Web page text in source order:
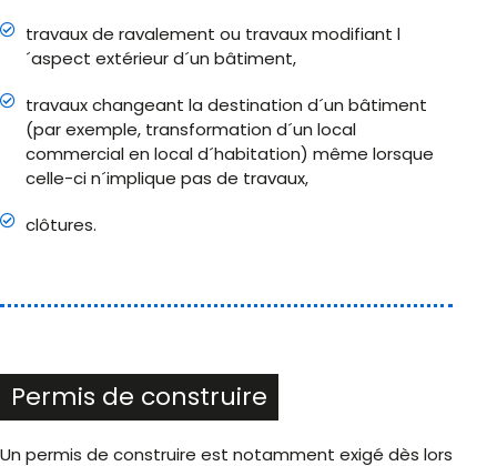
travaux de ravalement ou travaux modifiant l
´aspect extérieur d´un bâtiment,
travaux changeant la destination d´un bâtiment
(par exemple, transformation d´un local
commercial en local d´habitation) même lorsque
celle-ci n´implique pas de travaux,
clôtures.
Permis de construire
Un permis de construire est notamment exigé dès lors